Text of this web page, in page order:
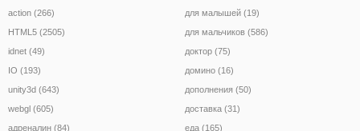
action (266)
HTML5 (2505)
idnet (49)
IO (193)
unity3d (643)
webgl (605)
адреналин (84)
для малышей (19)
для мальчиков (586)
доктор (75)
домино (16)
дополнения (50)
доставка (31)
еда (165)